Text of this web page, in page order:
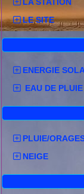
LE SITE
ENERGIE
EAU DE PLUIE
PLUIE/
NEIGE